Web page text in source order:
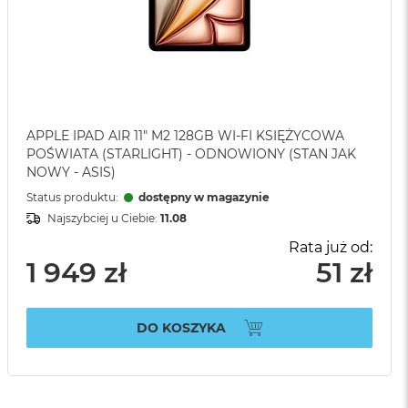
APPLE IPAD AIR 11" M2 128GB WI-FI KSIĘŻYCOWA
POŚWIATA (STARLIGHT) - ODNOWIONY (STAN JAK
NOWY - ASIS)
Status produktu:
dostępny w magazynie
Najszybciej u Ciebie: 11.08
1 949 zł
Rata już od:
51 zł
DO KOSZYKA